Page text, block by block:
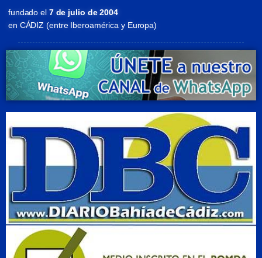
fundado el7 de julio de 2004
en CÁDIZ (entre Iberoamérica y Europa)